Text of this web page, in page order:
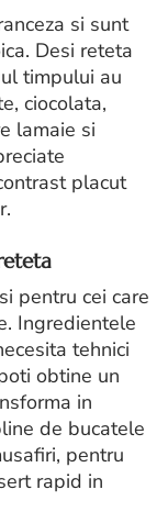
si sunt
Desi reteta
timpului au
ciocolata,
lamaie si
placut
pentru cei care
Ingredientele
tehnici
obtine un
in
de bucatele
pentru
rapid in